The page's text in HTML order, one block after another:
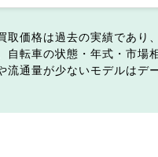
取価格は過去の実績であり
自転車の状態・年式・市場
流通量が少ないモデルはデ